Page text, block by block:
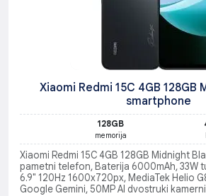
Xiaomi Redmi 15C 4GB 128GB
smartphone
128GB
memorija
Xiaomi Redmi 15C 4GB 128GB Midnight
pametni telefon, Baterija 6000mAh, 33W
6.9" 120Hz 1600x720px, MediaTek Helio
Google Gemini, 50MP AI dvostruki